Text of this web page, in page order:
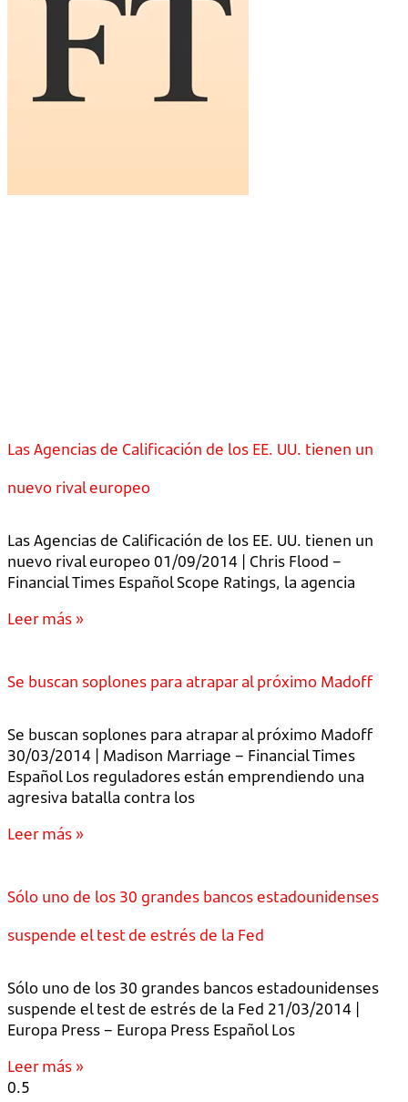
Las Agencias de Calificación de los EE. UU. tienen un
nuevo rival europeo
Las Agencias de Calificación de los EE. UU. tienen un
nuevo rival europeo 01/09/2014 | Chris Flood –
Financial Times Español Scope Ratings, la agencia
Leer más »
Se buscan soplones para atrapar al próximo Madoff
Se buscan soplones para atrapar al próximo Madoff
30/03/2014 | Madison Marriage – Financial Times
Español Los reguladores están emprendiendo una
agresiva batalla contra los
Leer más »
Sólo uno de los 30 grandes bancos estadounidenses
suspende el test de estrés de la Fed
Sólo uno de los 30 grandes bancos estadounidenses
suspende el test de estrés de la Fed 21/03/2014 |
Europa Press – Europa Press Español Los
Leer más »